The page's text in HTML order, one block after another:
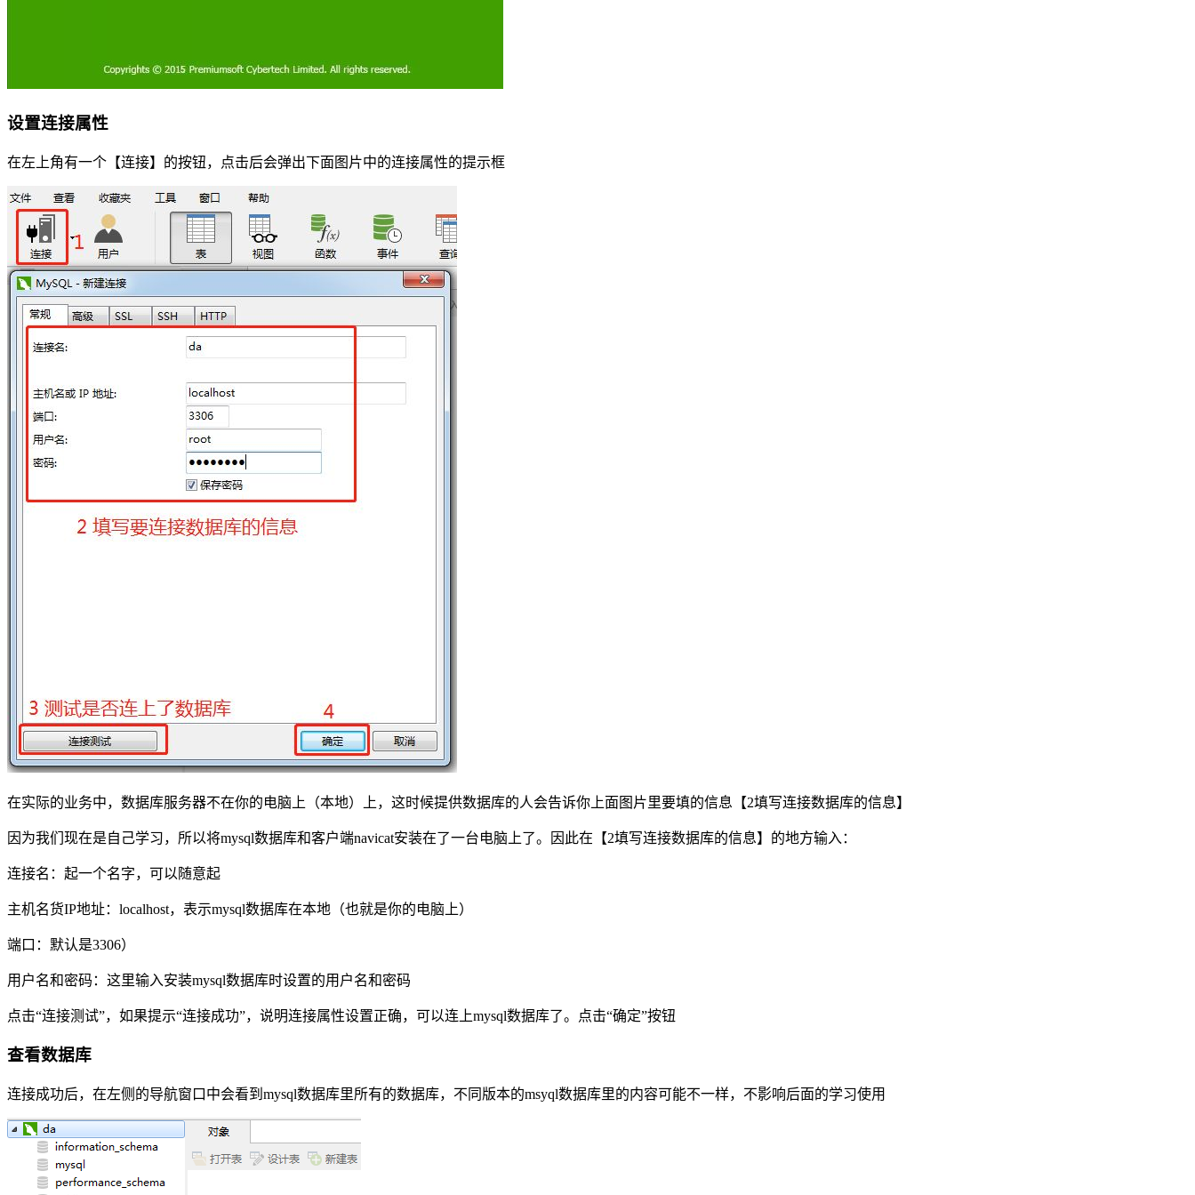
设置连接属性
在左上角有一个【连接】的按钮，点击后会弹出下面图片中的连接属性的提示框
在实际的业务中，数据库服务器不在你的电脑上（本地）上，这时候提供数据库的人会告诉你上面图片里要填的信息【2填写连接数据库的信息】
因为我们现在是自己学习，所以将mysql数据库和客户端navicat安装在了一台电脑上了。因此在【2填写连接数据库的信息】的地方输入：
连接名：起一个名字，可以随意起
主机名货IP地址：localhost，表示mysql数据库在本地（也就是你的电脑上）
端口：默认是3306）
用户名和密码：这里输入安装mysql数据库时设置的用户名和密码
点击“连接测试”，如果提示“连接成功”，说明连接属性设置正确，可以连上mysql数据库了。点击“确定”按钮
查看数据库
连接成功后，在左侧的导航窗口中会看到mysql数据库里所有的数据库，不同版本的msyql数据库里的内容可能不一样，不影响后面的学习使用